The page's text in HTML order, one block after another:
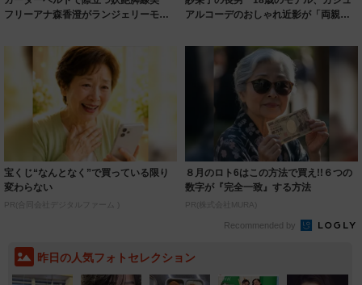
フリーアナ森香澄がランジェリーモデ
アルコーデのおしゃれ近影が「両親の
宝くじ“なんとなく”で買っている限り
変わらない
PR(合同会社デジタルファーム )
８月のロト6はこの方法で買え!!６つの
数字が『完全一致』する方法
PR(株式会社MURA)
Recommended by
昨日の人気フォトセレクション